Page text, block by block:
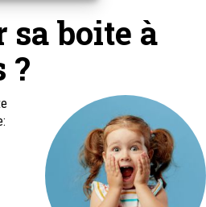
boite à
?